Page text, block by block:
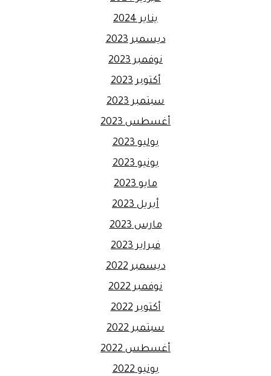
يناير 2024
ديسمبر 2023
نوفمبر 2023
أكتوبر 2023
سبتمبر 2023
أغسطس 2023
يوليو 2023
يونيو 2023
مايو 2023
أبريل 2023
مارس 2023
فبراير 2023
ديسمبر 2022
نوفمبر 2022
أكتوبر 2022
سبتمبر 2022
أغسطس 2022
يونيو 2022